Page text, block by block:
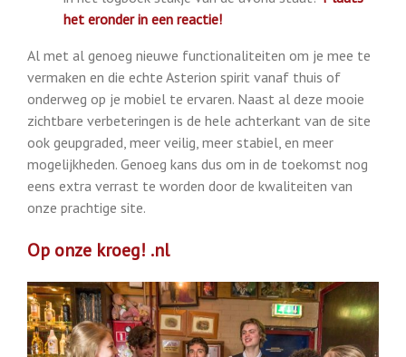
het eronder in een reactie!
Al met al genoeg nieuwe functionaliteiten om je mee te
vermaken en die echte Asterion spirit vanaf thuis of
onderweg op je mobiel te ervaren. Naast al deze mooie
zichtbare verbeteringen is de hele achterkant van de site
ook geupgraded, meer veilig, meer stabiel, en meer
mogelijkheden. Genoeg kans dus om in de toekomst nog
eens extra verrast te worden door de kwaliteiten van
onze prachtige site.
Op onze kroeg! .nl